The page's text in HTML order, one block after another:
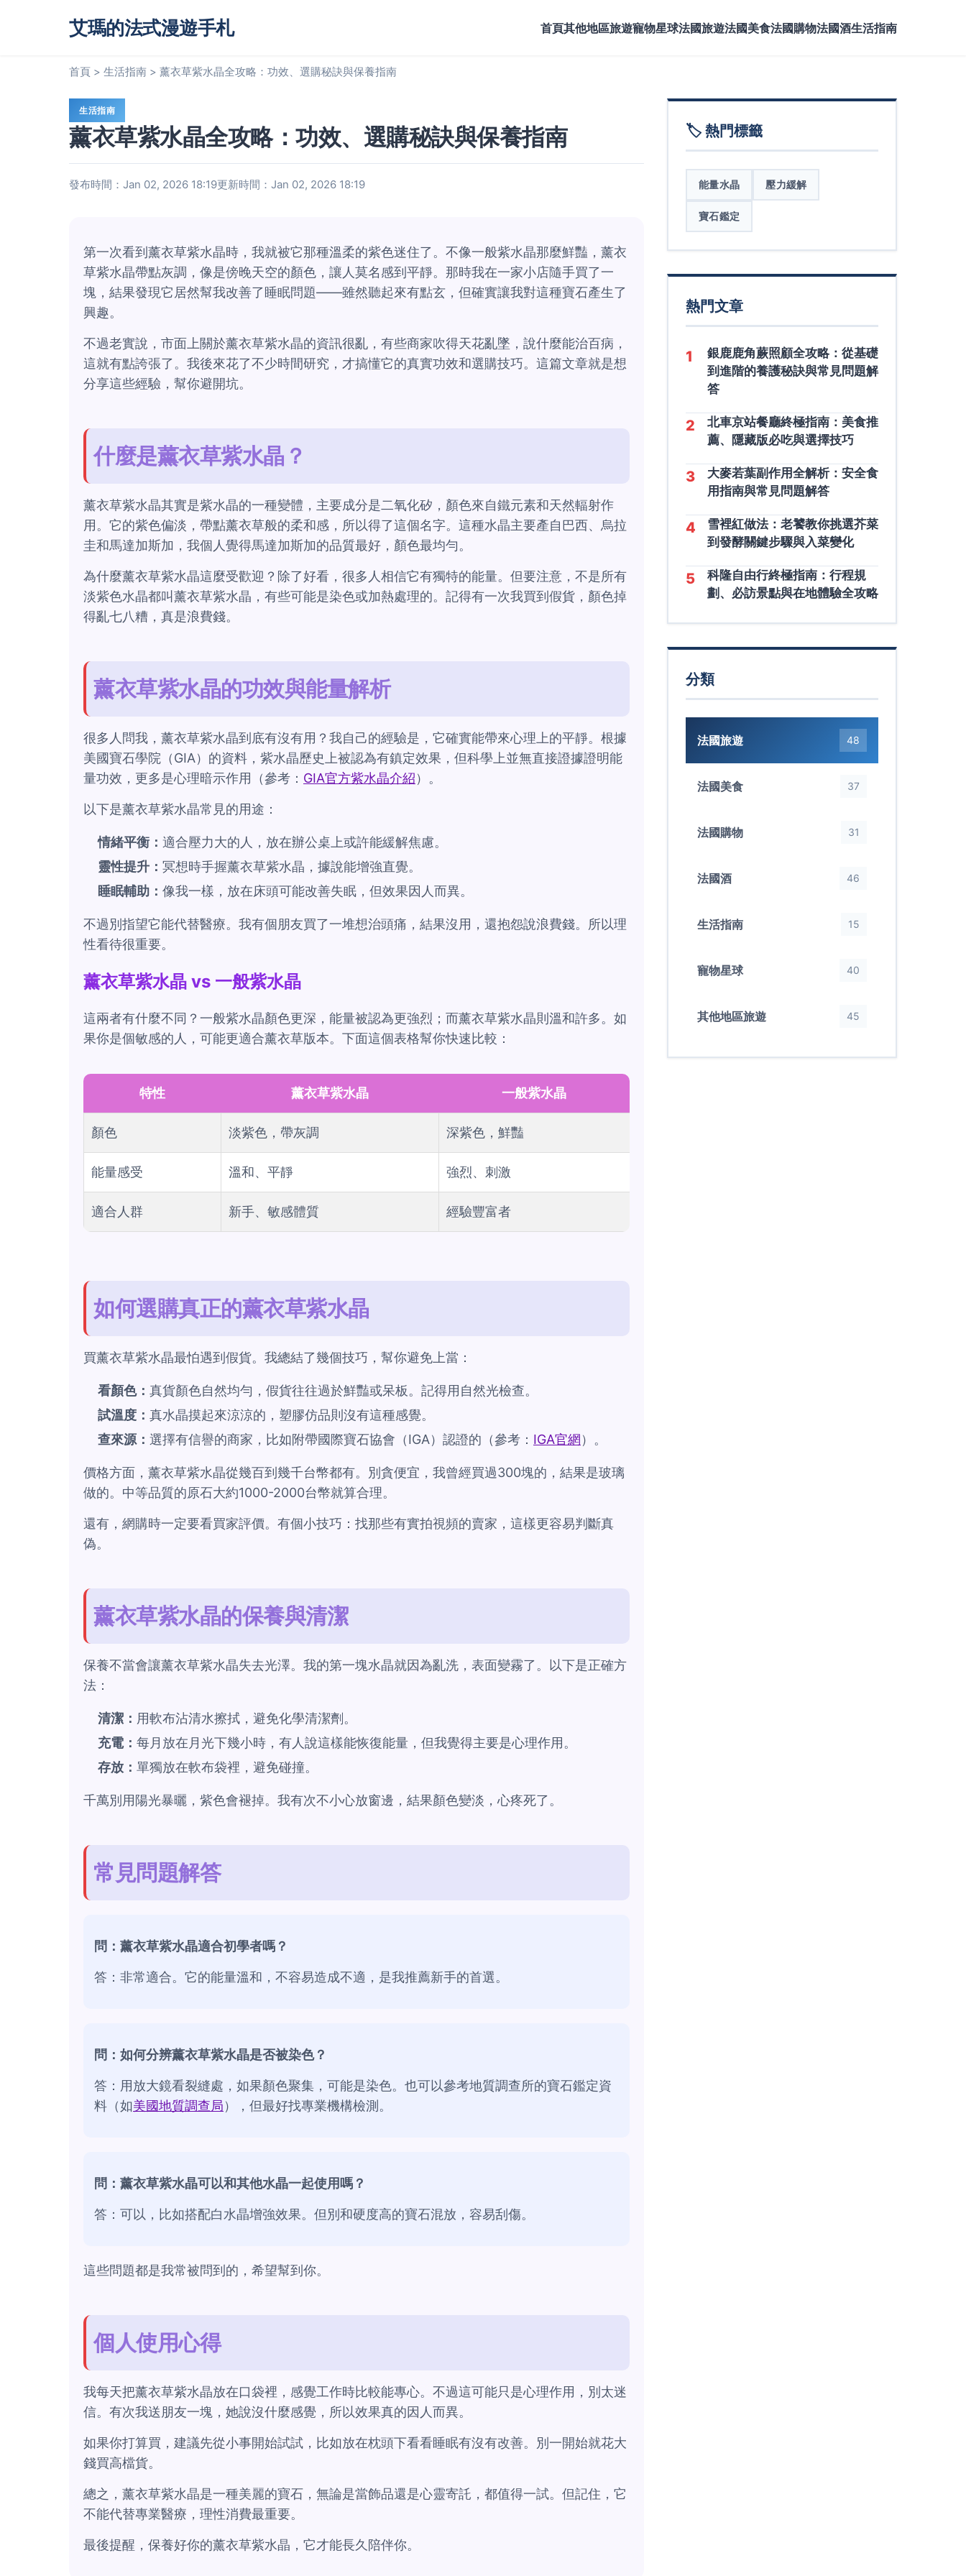
艾瑪的法式漫遊手札 首頁其他地區旅遊寵物星球法國旅遊法國美食法國購物法國酒生活指南
首頁 > 生活指南 > 薰衣草紫水晶全攻略：功效、選購秘訣與保養指南
生活指南
薰衣草紫水晶全攻略：功效、選購秘訣與保養指南
發布時間：Jan 02, 2026 18:19更新時間：Jan 02, 2026 18:19
第一次看到薰衣草紫水晶時，我就被它那種溫柔的紫色迷住了。不像一般紫水晶那麼鮮豔，薰衣
草紫水晶帶點灰調，像是傍晚天空的顏色，讓人莫名感到平靜。那時我在一家小店隨手買了一
塊，結果發現它居然幫我改善了睡眠問題——雖然聽起來有點玄，但確實讓我對這種寶石產生了
興趣。
不過老實說，市面上關於薰衣草紫水晶的資訊很亂，有些商家吹得天花亂墜，說什麼能治百病，
這就有點誇張了。我後來花了不少時間研究，才搞懂它的真實功效和選購技巧。這篇文章就是想
分享這些經驗，幫你避開坑。
什麼是薰衣草紫水晶？
薰衣草紫水晶其實是紫水晶的一種變體，主要成分是二氧化矽，顏色來自鐵元素和天然輻射作
用。它的紫色偏淡，帶點薰衣草般的柔和感，所以得了這個名字。這種水晶主要產自巴西、烏拉
圭和馬達加斯加，我個人覺得馬達加斯加的品質最好，顏色最均勻。
為什麼薰衣草紫水晶這麼受歡迎？除了好看，很多人相信它有獨特的能量。但要注意，不是所有
淡紫色水晶都叫薰衣草紫水晶，有些可能是染色或加熱處理的。記得有一次我買到假貨，顏色掉
得亂七八糟，真是浪費錢。
薰衣草紫水晶的功效與能量解析
很多人問我，薰衣草紫水晶到底有沒有用？我自己的經驗是，它確實能帶來心理上的平靜。根據
美國寶石學院（GIA）的資料，紫水晶歷史上被認為有鎮定效果，但科學上並無直接證據證明能
量功效，更多是心理暗示作用（參考： GIA官方紫水晶介紹）。
以下是薰衣草紫水晶常見的用途：
情緒平衡： 適合壓力大的人，放在辦公桌上或許能緩解焦慮。
靈性提升： 冥想時手握薰衣草紫水晶，據說能增強直覺。
睡眠輔助： 像我一樣，放在床頭可能改善失眠，但效果因人而異。
不過別指望它能代替醫療。我有個朋友買了一堆想治頭痛，結果沒用，還抱怨說浪費錢。所以理
性看待很重要。
薰衣草紫水晶 vs 一般紫水晶
這兩者有什麼不同？一般紫水晶顏色更深，能量被認為更強烈；而薰衣草紫水晶則溫和許多。如
果你是個敏感的人，可能更適合薰衣草版本。下面這個表格幫你快速比較：
特性 薰衣草紫水晶 一般紫水晶
顏色 淡紫色，帶灰調 深紫色，鮮豔
能量感受 溫和、平靜 強烈、刺激
適合人群 新手、敏感體質 經驗豐富者
如何選購真正的薰衣草紫水晶
買薰衣草紫水晶最怕遇到假貨。我總結了幾個技巧，幫你避免上當：
看顏色： 真貨顏色自然均勻，假貨往往過於鮮豔或呆板。記得用自然光檢查。
試溫度： 真水晶摸起來涼涼的，塑膠仿品則沒有這種感覺。
查來源： 選擇有信譽的商家，比如附帶國際寶石協會（IGA）認證的（參考： IGA官網）。
價格方面，薰衣草紫水晶從幾百到幾千台幣都有。別貪便宜，我曾經買過300塊的，結果是玻璃
做的。中等品質的原石大約1000-2000台幣就算合理。
還有，網購時一定要看買家評價。有個小技巧：找那些有實拍視頻的賣家，這樣更容易判斷真
偽。
薰衣草紫水晶的保養與清潔
保養不當會讓薰衣草紫水晶失去光澤。我的第一塊水晶就因為亂洗，表面變霧了。以下是正確方
法：
清潔： 用軟布沾清水擦拭，避免化學清潔劑。
充電： 每月放在月光下幾小時，有人說這樣能恢復能量，但我覺得主要是心理作用。
存放： 單獨放在軟布袋裡，避免碰撞。
千萬別用陽光暴曬，紫色會褪掉。我有次不小心放窗邊，結果顏色變淡，心疼死了。
常見問題解答
問：薰衣草紫水晶適合初學者嗎？
答：非常適合。它的能量溫和，不容易造成不適，是我推薦新手的首選。
問：如何分辨薰衣草紫水晶是否被染色？
答：用放大鏡看裂縫處，如果顏色聚集，可能是染色。也可以參考地質調查所的寶石鑑定資
料（如美國地質調查局），但最好找專業機構檢測。
問：薰衣草紫水晶可以和其他水晶一起使用嗎？
答：可以，比如搭配白水晶增強效果。但別和硬度高的寶石混放，容易刮傷。
這些問題都是我常被問到的，希望幫到你。
個人使用心得
我每天把薰衣草紫水晶放在口袋裡，感覺工作時比較能專心。不過這可能只是心理作用，別太迷
信。有次我送朋友一塊，她說沒什麼感覺，所以效果真的因人而異。
如果你打算買，建議先從小事開始試試，比如放在枕頭下看看睡眠有沒有改善。別一開始就花大
錢買高檔貨。
總之，薰衣草紫水晶是一種美麗的寶石，無論是當飾品還是心靈寄託，都值得一試。但記住，它
不能代替專業醫療，理性消費最重要。
最後提醒，保養好你的薰衣草紫水晶，它才能長久陪伴你。
🏷️ 熱門標籤
能量水晶 壓力緩解
寶石鑑定
熱門文章
1
銀鹿鹿角蕨照顧全攻略：從基礎
到進階的養護秘訣與常見問題解
答
2
北車京站餐廳終極指南：美食推
薦、隱藏版必吃與選擇技巧
3
大麥若葉副作用全解析：安全食
用指南與常見問題解答
4
雪裡紅做法：老饕教你挑選芥菜
到發酵關鍵步驟與入菜變化
5
科隆自由行終極指南：行程規
劃、必訪景點與在地體驗全攻略
分類
法國旅遊 48
法國美食 37
法國購物 31
法國酒 46
生活指南 15
寵物星球 40
其他地區旅遊 45